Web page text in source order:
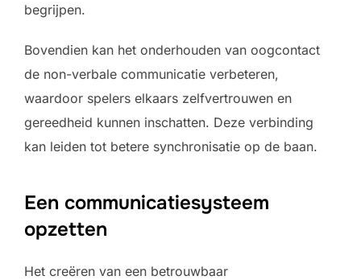
begrijpen.
Bovendien kan het onderhouden van oogcontact
de non-verbale communicatie verbeteren,
waardoor spelers elkaars zelfvertrouwen en
gereedheid kunnen inschatten. Deze verbinding
kan leiden tot betere synchronisatie op de baan.
Een communicatiesysteem
opzetten
Het creëren van een betrouwbaar